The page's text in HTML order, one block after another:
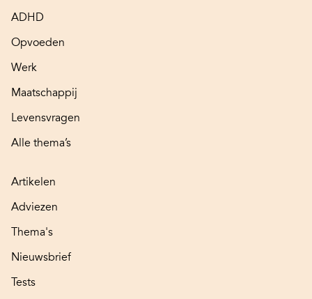
ADHD
Opvoeden
Werk
Maatschappij
Levensvragen
Alle thema’s
Artikelen
Adviezen
Thema's
Nieuwsbrief
Tests